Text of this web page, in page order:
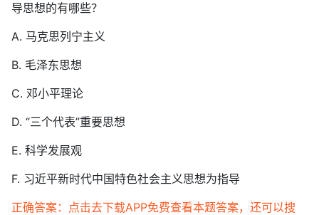
导思想的有哪些？
A. 马克思列宁主义
B. 毛泽东思想
C. 邓小平理论
D. “三个代表”重要思想
E. 科学发展观
F. 习近平新时代中国特色社会主义思想为指导
正确答案：点击去下载APP免费查看本题答案，还可以搜